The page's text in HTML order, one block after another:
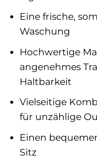
Eine frische,
Waschung
Hochwertige
angenehmes
Haltbarkeit
Vielseitige
für unzählige
Einen
Sitz